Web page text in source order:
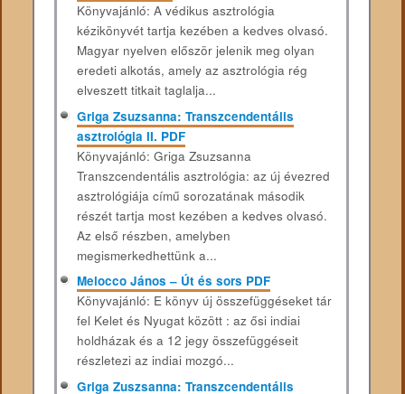
Könyvajánló: A védikus asztrológia
kézikönyvét tartja kezében a kedves olvasó.
Magyar nyelven először jelenik meg olyan
eredeti alkotás, amely az asztrológia rég
elveszett titkait taglalja...
Griga Zsuzsanna: Transzcendentális
asztrológia II. PDF
Könyvajánló: Griga Zsuzsanna
Transzcendentális asztrológia: az új évezred
asztrológiája című sorozatának második
részét tartja most kezében a kedves olvasó.
Az első részben, amelyben
megismerkedhettünk a...
Melocco János – Út és sors PDF
Könyvajánló: E könyv új összefüggéseket tár
fel Kelet és Nyugat között : az ősi indiai
holdházak és a 12 jegy összefüggéseit
részletezi az indiai mozgó...
Griga Zuszsanna: Transzcendentális